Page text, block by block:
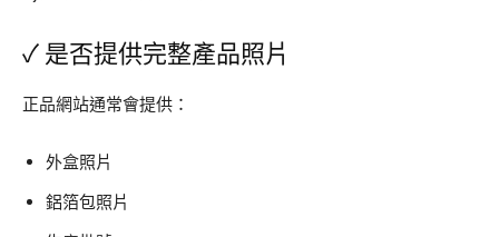
✓ 是否提供完整產品照片
正品網站通常會提供：
外盒照片
鋁箔包照片